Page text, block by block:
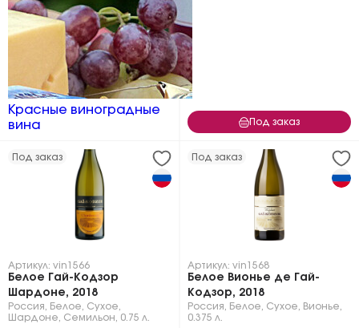
Красные виноградные
вина
Под заказ
Под заказ
Артикул: vin1566
Белое Гай-Кодзор
Шардоне, 2018
Россия Белое Сухое
Шардоне
Семильон 0.75 л.
Под заказ
Артикул: vin1568
Белое Вионье де Гай-
Кодзор, 2018
Россия Белое Сухое Вионье
0.375 л.